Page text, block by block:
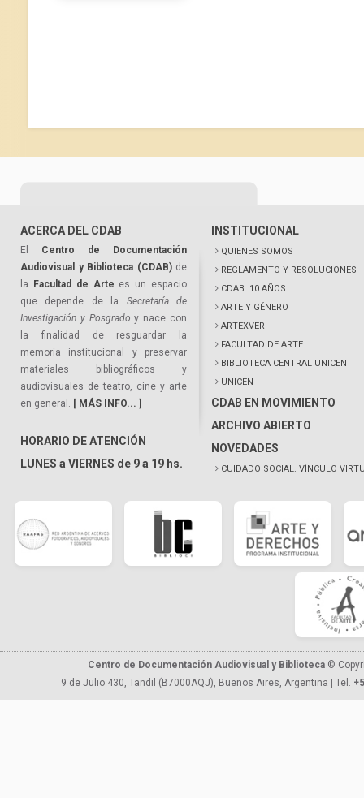
ACERCA DEL CDAB
El Centro de Documentación
Audiovisual y Biblioteca (CDAB)de
la
Facultad de Arte es un espacio
que depende de la Secretaría de
Investigación y Posgrado y nace con
la finalidad de resguardar la
memoria institucional y preservar
materiales bibliográficos y
audiovisuales de teatro, cine y arte
en general. [ MÁS INFO... ]
HORARIO DE ATENCIÓN
LUNES a VIERNES de 9 a 19 hs.
INSTITUCIONAL
QUIENES SOMOS
REGLAMENTO Y RESOLUCIONES
CDAB: 10 AÑOS
ARTE Y GÉNERO
ARTEXVER
FACULTAD DE ARTE
BIBLIOTECA CENTRAL UNICEN
UNICEN
CDAB EN MOVIMIENTO
ARCHIVO ABIERTO
NOVEDADES
CUIDADO SOCIAL. VÍNCULO
Centro de Documentación Audiovisual y Biblioteca ©
9 de Julio 430, Tandil (B7000AQJ), Buenos Aires, Argentina | Tel.